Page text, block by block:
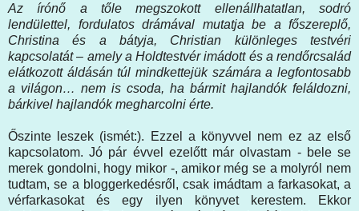
Az írónő a tőle megszokott ellenállhatatlan, sodró
lendülettel, fordulatos drámával mutatja be a főszereplő,
Christina és a bátyja, Christian különleges testvéri
kapcsolatát – amely a Holdtestvér imádott és a rendőrcsalád
elátkozott áldásán túl mindkettejük számára a legfontosabb
a világon… nem is csoda, ha bármit hajlandók feláldozni,
bárkivel hajlandók megharcolni érte.
Őszinte leszek (ismét:). Ezzel a könyvvel nem ez az első
kapcsolatom. Jó pár évvel ezelőtt már olvastam - bele se
merek gondolni, hogy mikor -, amikor még se a molyról nem
tudtam, se a bloggerkedésről, csak imádtam a farkasokat, a
vérfarkasokat és egy ilyen könyvet kerestem. Ekkor